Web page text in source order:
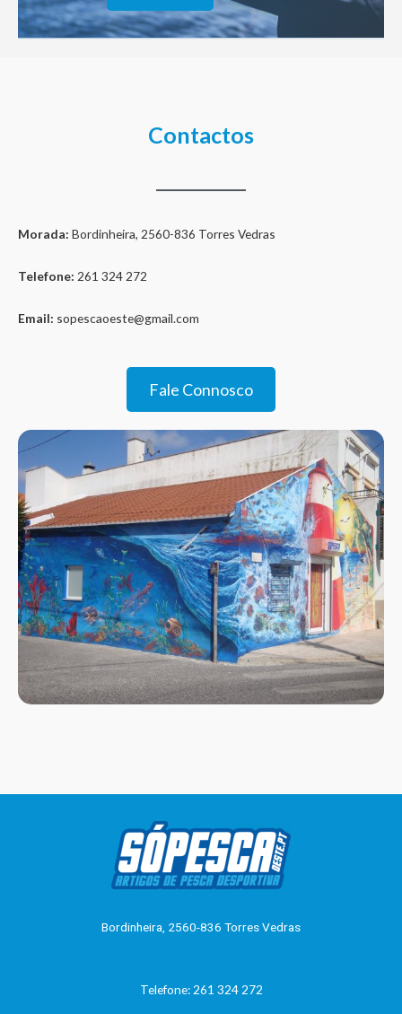
Contactos
Morada: Bordinheira, 2560-836 Torres Vedras
Telefone: 261 324 272
Email: sopescaoeste@gmail.com
Fale Connosco
Bordinheira, 2560-836 Torres Vedras
Telefone: 261 324 272